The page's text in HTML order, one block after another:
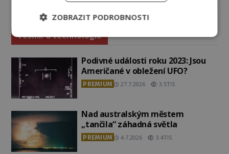
Vesmír a technologie
Podivné události roku 2023: Jsou
Američané v obležení UFO?
PREMIUM 27.7.2026 3.5TIS
Nad australským městem
„tančila“ záhadná světla
PREMIUM 4.7.2026 3.4TIS
ZOBRAZIT PODROBNOSTI